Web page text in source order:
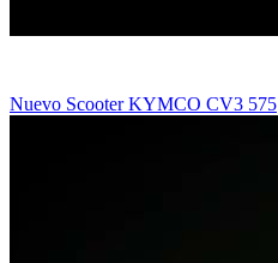
Nuevo Scooter KYMCO CV3 575